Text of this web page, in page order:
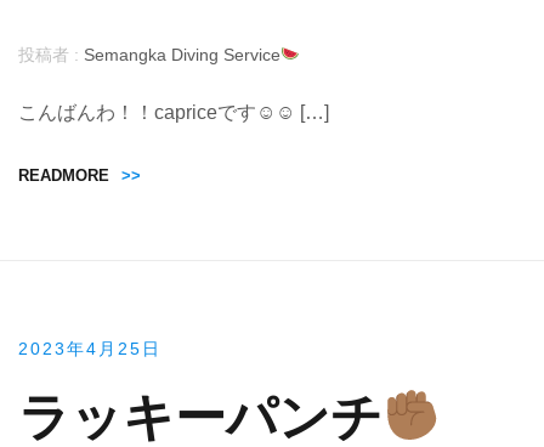
投稿者 : Semangka Diving Service
こんばんわ！！capriceです☺︎☺︎ […]
READMORE >>
2023年4月25日
ラッキーパンチ